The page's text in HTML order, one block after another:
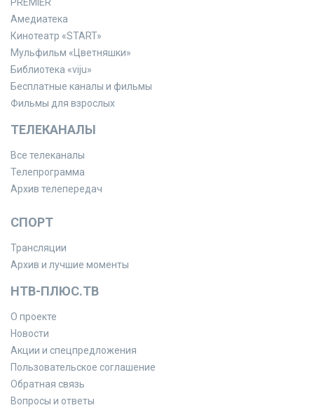
Амедиатека
Кинотеатр «START»
Мульфильм «Цветняшки»
Библиотека «viju»
Бесплатные каналы и фильмы
Фильмы для взрослых
ТЕЛЕКАНАЛЫ
Все телеканалы
Телепрограмма
Архив телепередач
СПОРТ
Трансляции
Архив и лучшие моменты
НТВ-ПЛЮС.ТВ
О проекте
Новости
Акции и спецпредложения
Пользовательское соглашение
Обратная связь
Вопросы и ответы